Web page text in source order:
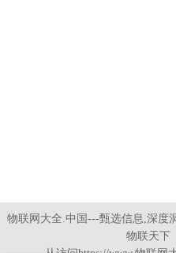
物联网大全.中国---甄选信息,深度
物联天下